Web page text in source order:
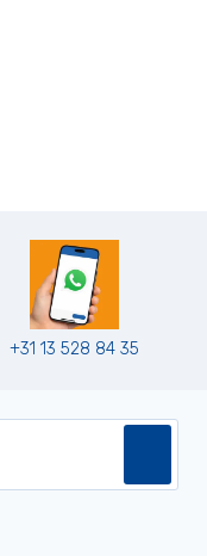
+31 13 528 84 35